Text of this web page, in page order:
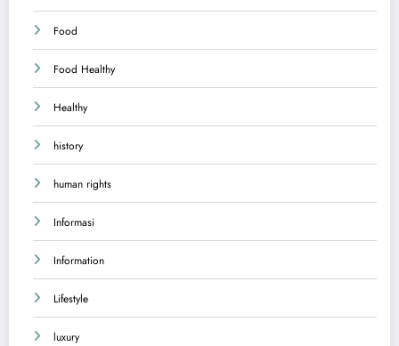
Food
Food Healthy
Healthy
history
human rights
Informasi
Information
Lifestyle
luxury